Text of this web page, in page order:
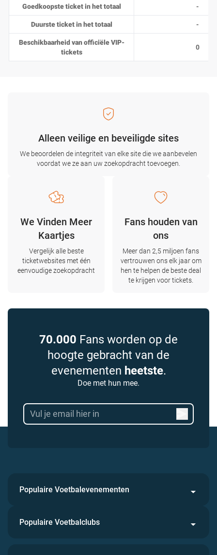
Goedkoopste ticket in het totaal -
Duurste ticket in het totaal -
Beschikbaarheid van officiële VIP-
tickets
0
Alleen veilige en beveiligde sites
We beoordelen de integriteit van elke site die we aanbevelen
voordat we ze aan uw zoekopdracht toevoegen.
We Vinden Meer
Kaartjes
Vergelijk alle beste
ticketwebsites met één
eenvoudige zoekopdracht
Fans houden van
ons
Meer dan 2,5 miljoen fans
vertrouwen ons elk jaar om
hen te helpen de beste deal
te krijgen voor tickets.
70.000 Fans worden op de
hoogte gebracht van de
evenementen heetste.
Doe met hun mee.
Populaire Voetbalevenementen
Populaire Voetbalclubs